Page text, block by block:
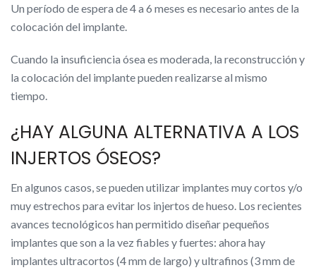
Un período de espera de 4 a 6 meses es necesario antes de la
colocación del implante.
Cuando la insuficiencia ósea es moderada, la reconstrucción y
la colocación del implante pueden realizarse al mismo
tiempo.
¿HAY ALGUNA ALTERNATIVA A LOS
INJERTOS ÓSEOS?
En algunos casos, se pueden utilizar implantes muy cortos y/o
muy estrechos para evitar los injertos de hueso. Los recientes
avances tecnológicos han permitido diseñar pequeños
implantes que son a la vez fiables y fuertes: ahora hay
implantes ultracortos (4 mm de largo) y ultrafinos (3 mm de